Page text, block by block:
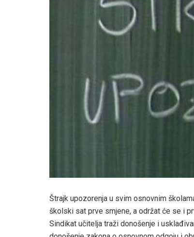
Štrajk upozorenja u svim osnovnim
školski sat prve smjene, a održat će se i
Sindikat učitelja traži donošenje i